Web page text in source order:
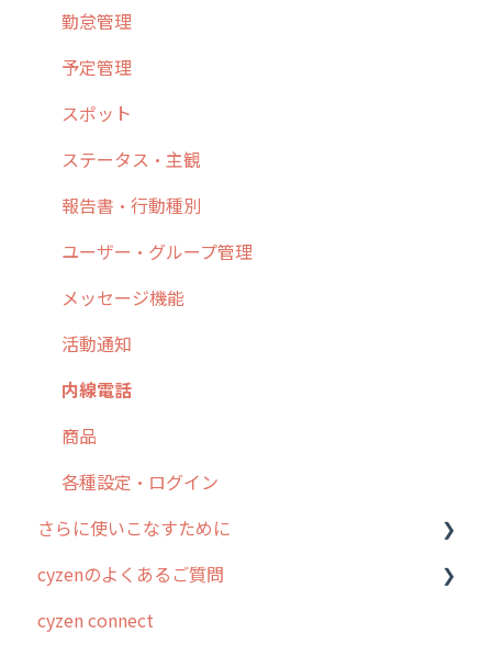
4. cyzen利用前の準備：システム管理者編
5. 基本的な使い方：システム管理者編
6. 基本的な使い方：ユーザー編
7. 初心者向けよくある質問集
8. 用語集
9. もっと便利に利用するための設定
10.ユーザー向けおすすめの使い方
【業界業種別】cyzen設定方法
予定管理
スポット
ステータス・主観
報告書・行動種別
勤怠管理
活動通知
パフォーマンス
帳票出力
メッセージ・ファイル添付
商品
各種設定・その他
スポット
報告閲覧
予定
日報
履歴
メンバー
メッセージ
パフォーマンス
外部リンク
お知らせ
設定
勤怠管理
予定管理
スポット
ステータス・主観
報告書・行動種別
ユーザー・グループ管理
メッセージ機能
活動通知
内線電話
商品
各種設定・ログイン
さらに使いこなすために
はじめに
スポット・ステータス関連オプション
cyzenのよくあるご質問
ログインについて
cyzen connect